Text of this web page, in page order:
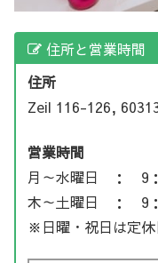
住所と営業時間
住所
Zeil 116-126,
営業時間
月～水曜日 ： 9
木～土曜日 ： 9
※日曜・祝日は定休